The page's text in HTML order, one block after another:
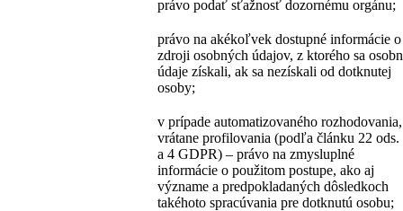
právo podať sťažnosť dozornému orgánu;
právo na akékoľvek dostupné informácie o
zdroji osobných údajov, z ktorého sa
údaje získali, ak sa nezískali od dotknutej
osoby;
v prípade automatizovaného rozhodovania,
vrátane profilovania (podľa článku 22 ods.
a 4 GDPR) – právo na zmysluplné
informácie o použitom postupe, ako aj
význame a predpokladaných dôsledkoch
takéhoto spracúvania pre dotknutú osobu;